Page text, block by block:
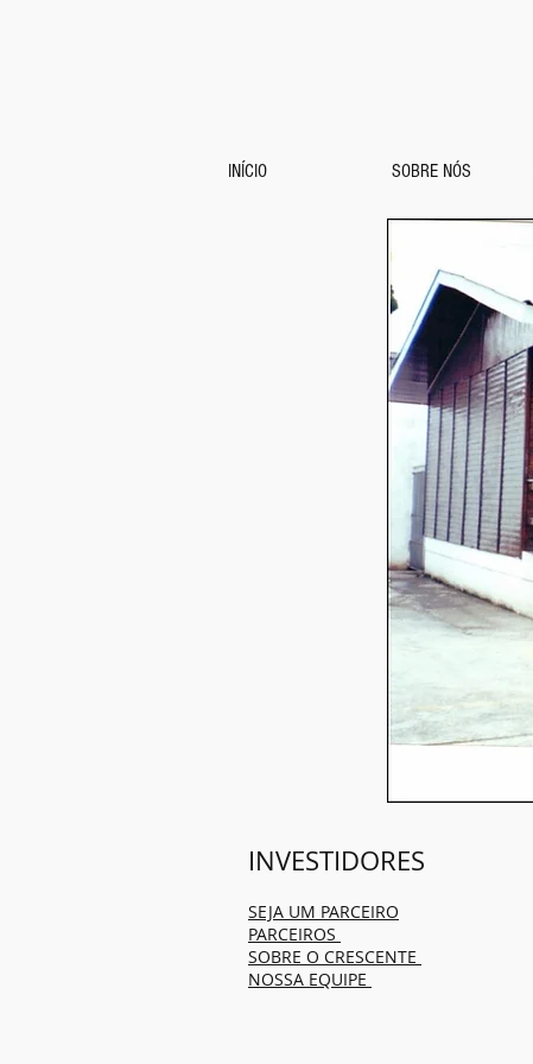
INÍCIO SOBRE NÓS
INVESTIDORES
SEJA UM PARCEIRO
PARCEIROS
SOBRE O CRESCENTE
NOSSA EQUIPE